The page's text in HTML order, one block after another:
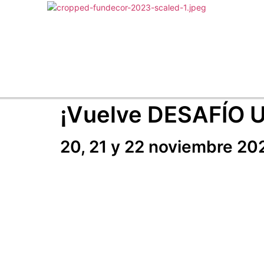
¡Vuelve DESAFÍO
20, 21 y 22 noviembre